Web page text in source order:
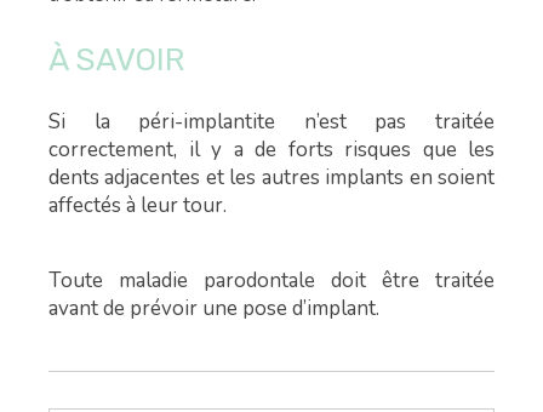
À SAVOIR
Si la péri-implantite n’est pas traitée
correctement, il y a de forts risques que les
dents adjacentes et les autres implants en soient
affectés à leur tour.
Toute maladie parodontale doit être traitée
avant de prévoir une pose d’implant.